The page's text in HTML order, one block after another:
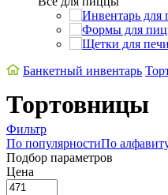
Банкетный инвентарь
Тортовницы
Фильтр
По популярностиПо
Подбор параметров
Цена